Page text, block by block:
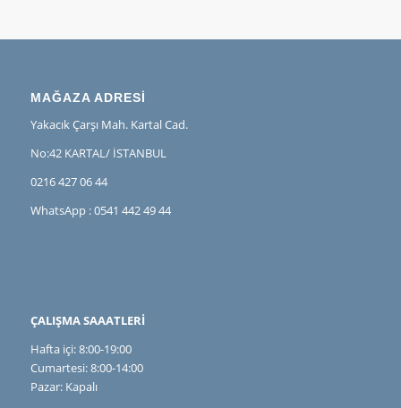
MAĞAZA ADRESİ
Yakacık Çarşı Mah. Kartal Cad.
No:42 KARTAL/ İSTANBUL
0216 427 06 44
WhatsApp : 0541 442 49 44
ÇALIŞMA SAAATLERİ
Hafta içi: 8:00-19:00
Cumartesi: 8:00-14:00
Pazar: Kapalı